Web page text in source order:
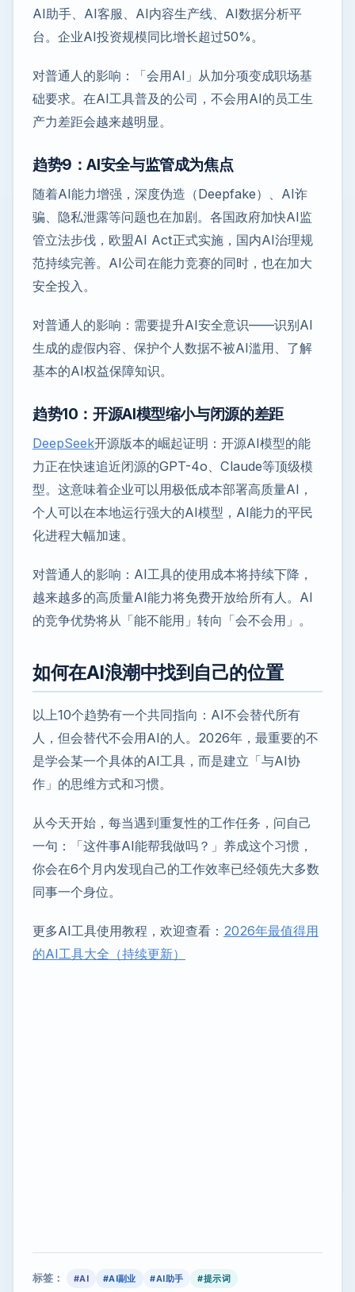
AI助手、AI客服、AI内容生产线、AI数据分析平
台。企业AI投资规模同比增长超过50%。
对普通人的影响：「会用AI」从加分项变成职场基
础要求。在AI工具普及的公司，不会用AI的员工生
产力差距会越来越明显。
趋势9：AI安全与监管成为焦点
随着AI能力增强，深度伪造（Deepfake）、AI诈
骗、隐私泄露等问题也在加剧。各国政府加快AI监
管立法步伐，欧盟AI Act正式实施，国内AI治理规
范持续完善。AI公司在能力竞赛的同时，也在加大
安全投入。
对普通人的影响：需要提升AI安全意识——识别AI
生成的虚假内容、保护个人数据不被AI滥用、了解
基本的AI权益保障知识。
趋势10：开源AI模型缩小与闭源的差距
DeepSeek开源版本的崛起证明：开源AI模型的能
力正在快速追近闭源的GPT-4o、Claude等顶级模
型。这意味着企业可以用极低成本部署高质量AI，
个人可以在本地运行强大的AI模型，AI能力的平民
化进程大幅加速。
对普通人的影响：AI工具的使用成本将持续下降，
越来越多的高质量AI能力将免费开放给所有人。AI
的竞争优势将从「能不能用」转向「会不会用」。
如何在AI浪潮中找到自己的位置
以上10个趋势有一个共同指向：AI不会替代所有
人，但会替代不会用AI的人。2026年，最重要的不
是学会某一个具体的AI工具，而是建立「与AI协
作」的思维方式和习惯。
从今天开始，每当遇到重复性的工作任务，问自己
一句：「这件事AI能帮我做吗？」养成这个习惯，
你会在6个月内发现自己的工作效率已经领先大多数
同事一个身位。
更多AI工具使用教程，欢迎查看： 2026年最值得用
的AI工具大全（持续更新）
标签： #AI #AI副业 #AI助手 #提示词